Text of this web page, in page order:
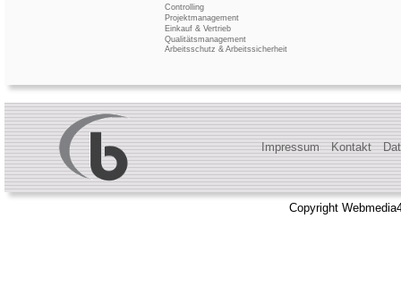
Controlling
Projektmanagement
Einkauf & Vertrieb
Qualitätsmanagement
Arbeitsschutz & Arbeitssicherheit
Impressum Kontakt
Copyright